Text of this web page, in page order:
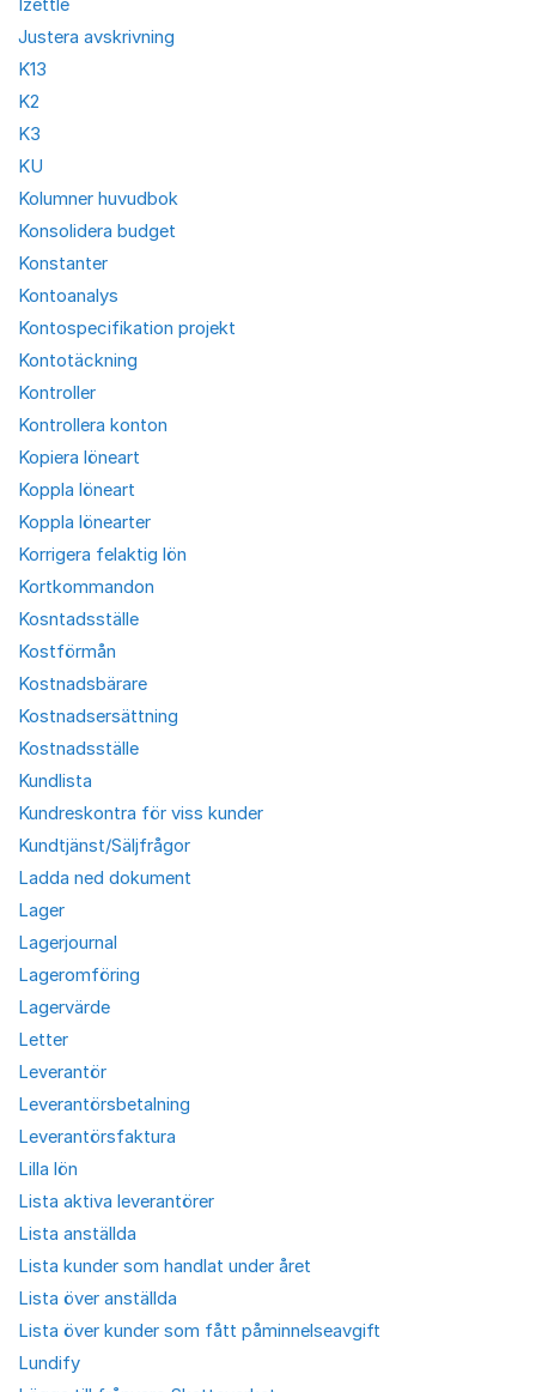
Izettle
Justera avskrivning
K13
K2
K3
KU
Kolumner huvudbok
Konsolidera budget
Konstanter
Kontoanalys
Kontospecifikation projekt
Kontotäckning
Kontroller
Kontrollera konton
Kopiera löneart
Koppla löneart
Koppla lönearter
Korrigera felaktig lön
Kortkommandon
Kosntadsställe
Kostförmån
Kostnadsbärare
Kostnadsersättning
Kostnadsställe
Kundlista
Kundreskontra för viss kunder
Kundtjänst/Säljfrågor
Ladda ned dokument
Lager
Lagerjournal
Lageromföring
Lagervärde
Letter
Leverantör
Leverantörsbetalning
Leverantörsfaktura
Lilla lön
Lista aktiva leverantörer
Lista anställda
Lista kunder som handlat under året
Lista över anställda
Lista över kunder som fått påminnelseavgift
Lundify